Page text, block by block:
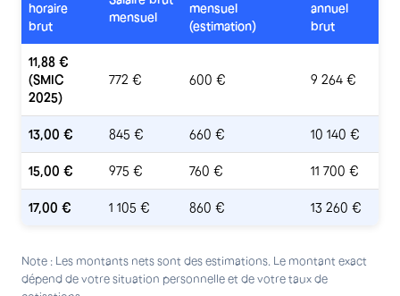
horaire
brut
mensuel
mensuel
(estimation)
annuel
brut
11,88 €
(SMIC
2025)
772 € 600 € 9 264 €
13,00 € 845 € 660 € 10 140 €
15,00 € 975 € 760 € 11 700 €
17,00 € 1 105 € 860 € 13 260 €
Note : Les montants nets sont des estimations. Le montant exact
dépend de votre situation personnelle et de votre taux de